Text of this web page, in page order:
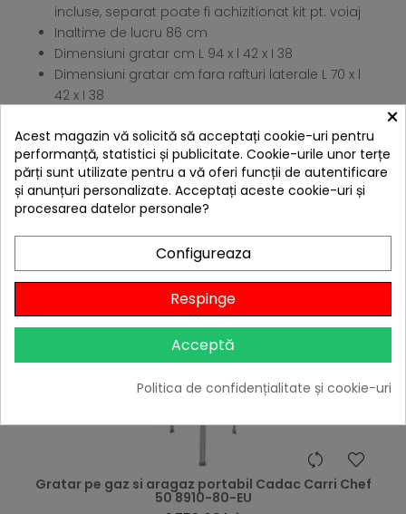
incluse, separat poate fi achizitionat kit pt. voiaj
Inaltime de lucru 86 cm
Dimensiuni gratar cm L 94 x l 42 x I 38
Dimensiuni gratar cm fara rafturi laterale L 70 x l
42 x I 38
4 ALTE PRODUSE IN ACEEASI
CATEGORIE:
Gratar pe gaz si aragaz portabil Cadac Carri Chef
50 8910-80-EU
×
Acest magazin vă solicită să acceptați cookie-uri pentru
performanță, statistici și publicitate. Cookie-urile unor terțe
părți sunt utilizate pentru a vă oferi funcții de autentificare
și anunțuri personalizate. Acceptați aceste cookie-uri și
procesarea datelor personale?
Configureaza
Respinge
Acceptă
Politica de confidențialitate și cookie-uri